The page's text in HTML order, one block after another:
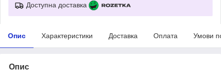
Доступна доставка
Опис Характеристики Доставка Оплата Умови
Опис